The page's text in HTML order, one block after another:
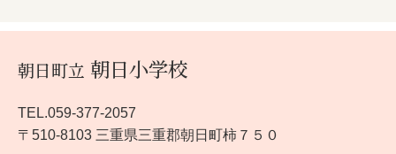
朝日町立 朝日小学校
TEL.059-377-2057
〒510-8103 三重県三重郡朝日町柿７５０